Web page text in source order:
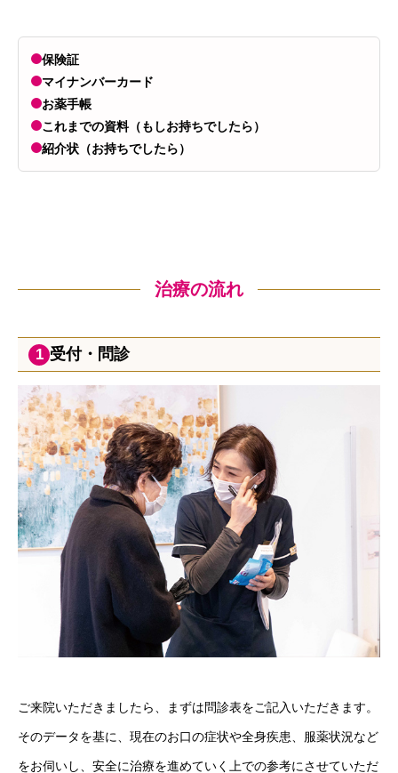
保険証
マイナンバーカード
お薬手帳
これまでの資料（もしお持ちでしたら）
紹介状（お持ちでしたら）
治療の流れ
1 受付・問診
ご来院いただきましたら、まずは問診表をご記入いただきます。
そのデータを基に、現在のお口の症状や全身疾患、服薬状況など
をお伺いし、安全に治療を進めていく上での参考にさせていただ